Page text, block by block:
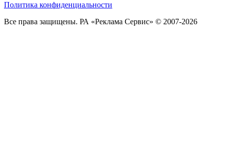
Политика конфиденциальности
Все права защищены. РА «Реклама Сервис» © 2007-2026